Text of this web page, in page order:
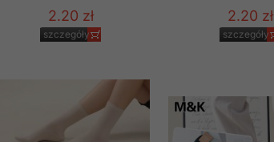
2.20 zł
szczegóły
2.20 zł
szczegóły